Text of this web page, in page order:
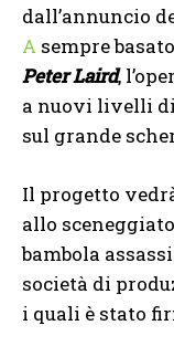
dall’annuncio
A sempre
Peter Laird,
a nuovi livelli
sul grande
Il progetto
allo
bambola
società di
i quali è stato